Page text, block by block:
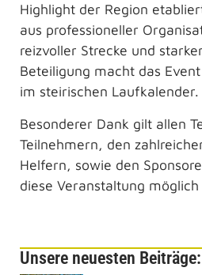
Highlight der Region
aus professioneller
reizvoller Strecke und
Beteiligung macht das
im steirischen Laufkalender.
Besonderer Dank gilt allen
Teilnehmern, den
Helfern, sowie den
diese Veranstaltung
Unsere neuesten Beiträge: